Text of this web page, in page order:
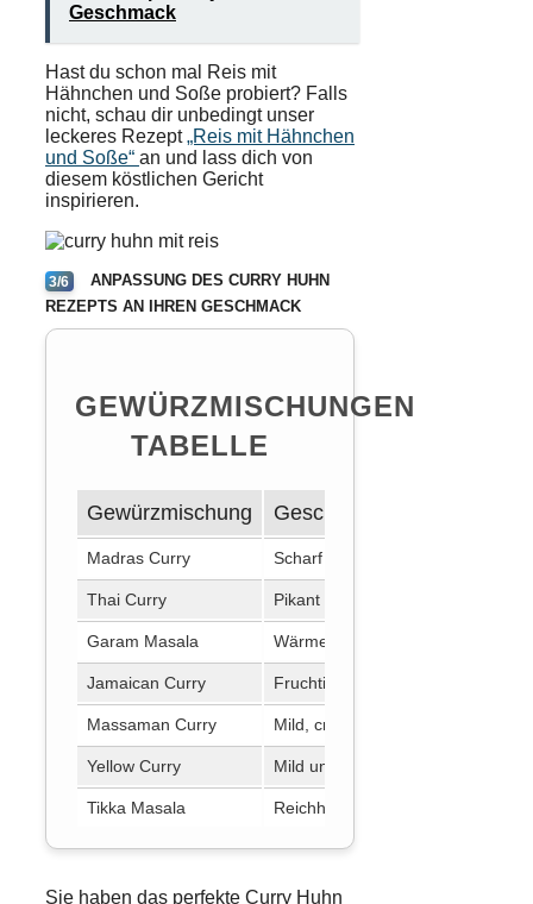
Geschmack
Hast du schon mal Reis mit
Hähnchen und Soße probiert? Falls
nicht, schau dir unbedingt unser
leckeres Rezept„Reis mit Hähnchen
und Soße“ an und lass dich von
diesem köstlichen Gericht
inspirieren.
3/6
ANPASSUNG DES CURRY HUHN
REZEPTS AN IHREN GESCHMACK
GEWÜRZMISCHUNGEN
TABELLE
Gewürzmischung Geschmacksprofil
Madras Curry Scharf und würzig
Thai Curry Pikant und leichte Süße
Garam Masala Wärmend und aromatisch
Jamaican Curry Fruchtig und würzig
Massaman Curry Mild, cremig und leicht süßlich
Yellow Curry Mild und aromatisch
Tikka Masala Reichhaltig und tomatig
Sie haben das perfekte Curry Huhn